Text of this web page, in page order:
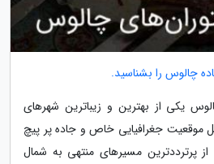
چالوس را بشناسید.
یکی از بهترین و زیباترین شهرهای
موقعیت جغرافیایی خاص و جاده پر پیچ
پرترددترین مسیرهای منتهی به شمال